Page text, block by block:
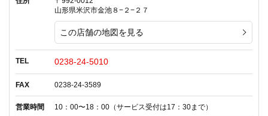
山形県米沢市金池８−２−２７
この店舗の地図を見る
TEL 0238-24-5010
FAX 0238-24-3589
営業時間 10：00〜18：00（サービス受付は17：30まで）